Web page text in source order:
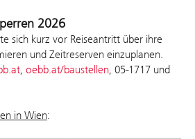
2026
sich kurz vor Reiseantritt über ihre
und Zeitreserven einzuplanen.
, oebb.at/baustellen, 05-1717 und
in Wien: